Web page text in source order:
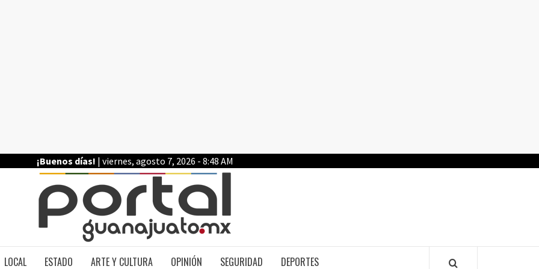
¡Buenos días! | viernes, agosto 7, 2026 - 8:48 AM
LOCAL ESTADO ARTE Y CULTURA OPINIÓN SEGURIDAD DEPORTES